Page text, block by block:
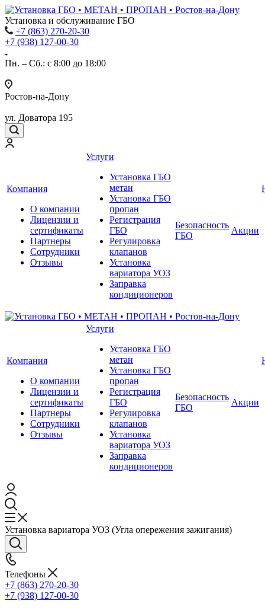
Установка и обслуживание ГБО
+7 (863) 270-20-30
+7 (938) 127-00-30
Пн. – Сб.: с 8:00 до 18:00
Ростов-на-Дону
ул. Доватора 195
Компания
О компании
Лицензии и
сертификаты
Партнеры
Сотрудники
Отзывы
Услуги
Установка ГБО
метан
Установка ГБО
пропан
Регистрация
ГБО
Регулировка
клапанов
Установка
вариатора УОЗ
Заправка
кондиционеров
Безопасность
ГБО
Акции
Компания
О компании
Лицензии и
сертификаты
Партнеры
Сотрудники
Отзывы
Услуги
Установка ГБО
метан
Установка ГБО
пропан
Регистрация
ГБО
Регулировка
клапанов
Установка
вариатора УОЗ
Заправка
кондиционеров
Безопасность
ГБО
Акции
Установка вариатора УОЗ (Угла опережения зажигания)
Телефоны
+7 (863) 270-20-30
+7 (938) 127-00-30